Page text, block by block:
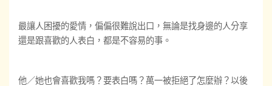
最讓人困擾的愛情，偏偏很難說出口，無論是找身邊的人分享
還是跟喜歡的人表白，都是不容易的事。
他／她也會喜歡我嗎？要表白嗎？萬一被拒絕了怎麼辦？以後